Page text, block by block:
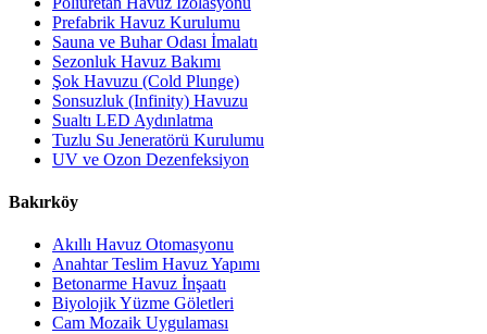
Prefabrik Havuz Kurulumu
Sauna ve Buhar Odası İmalatı
Sezonluk Havuz Bakımı
Şok Havuzu (Cold Plunge)
Sonsuzluk (Infinity) Havuzu
Sualtı LED Aydınlatma
Tuzlu Su Jeneratörü Kurulumu
UV ve Ozon Dezenfeksiyon
Bakırköy
Akıllı Havuz Otomasyonu
Anahtar Teslim Havuz Yapımı
Betonarme Havuz İnşaatı
Biyolojik Yüzme Göletleri
Cam Mozaik Uygulaması